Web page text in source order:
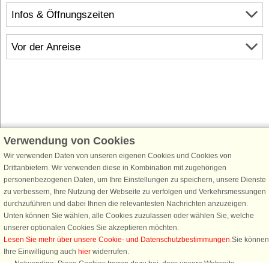
Infos & Öffnungszeiten
Vor der Anreise
Schließen Sie sich 100.000 Ferienhaus-Fans an
Erhalten Sie einenWillkommensgutschein von 25 € für Ihren nächsten
Ferienhausurlaub - melden Sie sich einfach für den DanCenter Newsletter
an. Verpassen Sie nie wieder exklusive Angebote, Gewinnspiele und
Urlaubstipps!
Verwendung von Cookies
Wir verwenden Daten von unseren eigenen Cookies und Cookies von
Drittanbietern. Wir verwenden diese in Kombination mit zugehörigen
personenbezogenen Daten, um Ihre Einstellungen zu speichern, unsere Dienste
zu verbessern, Ihre Nutzung der Webseite zu verfolgen und Verkehrsmessungen
durchzuführen und dabei Ihnen die relevantesten Nachrichten anzuzeigen.
Unten können Sie wählen, alle Cookies zuzulassen oder wählen Sie, welche
unserer optionalen Cookies Sie akzeptieren möchten.
Lesen Sie mehr über unsere Cookie- und Datenschutzbestimmungen.Sie können
Ihre Einwilligung auch hier widerrufen.